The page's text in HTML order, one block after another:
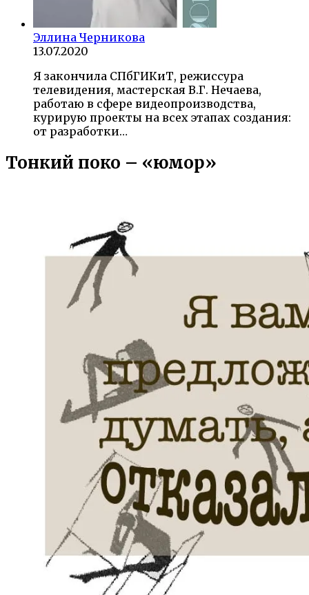
Эллина Черникова
13.07.2020
Я закончила СПбГИКиТ, режиссура
телевидения, мастерская В.Г. Нечаева,
работаю в сфере видеопроизводства,
курирую проекты на всех этапах создания:
от разработки…
Тонкий поко – «юмор»